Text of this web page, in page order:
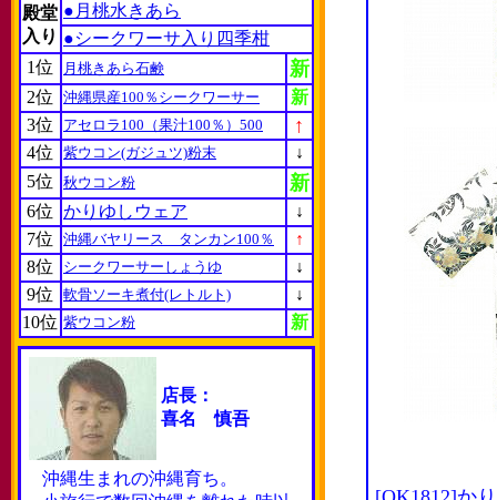
殿堂
入り
●月桃水きあら
●シークワーサ入り四季柑
1位
月桃きあら石鹸 新
2位 沖縄県産100％シークワーサー
新
3位
アセロラ100（果汁100％）500 ↑
4位 紫ウコン(ガジュツ)粉末
↓
5位
秋ウコン粉 新
6位 かりゆしウェア
↓
7位
沖縄バヤリース タンカン100％
↑
8位
シークワーサーしょうゆ
↓
9位
軟骨ソーキ煮付(レトルト)
↓
10位 紫ウコン粉 新
店長：
喜名 慎吾
沖縄生まれの沖縄育ち。